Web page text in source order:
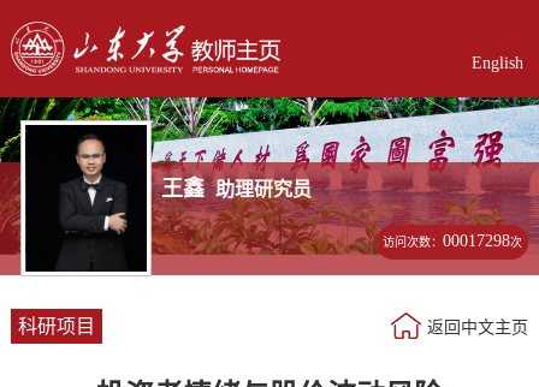
English
王鑫 助理研究员
访问次数：00017298次
科研项目 返回中文主页